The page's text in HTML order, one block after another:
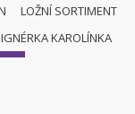
LOŽNÍ SORTIMENT
KAROLÍNKA